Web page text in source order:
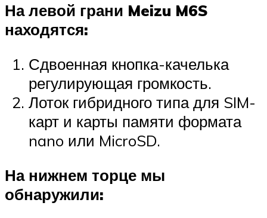
На левой грани Meizu M6S
находятся:
Сдвоенная кнопка-качелька
регулирующая громкость.
Лоток гибридного типа для SIM-
карт и карты памяти формата
nano или MicroSD.
На нижнем торце мы
обнаружили: